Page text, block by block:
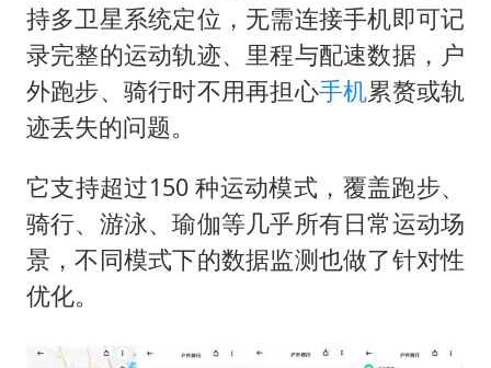
持多卫星系统定位，无需连接手机即可记
录完整的运动轨迹、里程与配速数据，户
外跑步、骑行时不用再担心手机累赘或轨
迹丢失的问题。
它支持超过150 种运动模式，覆盖跑步、
骑行、游泳、瑜伽等几乎所有日常运动场
景，不同模式下的数据监测也做了针对性
优化。